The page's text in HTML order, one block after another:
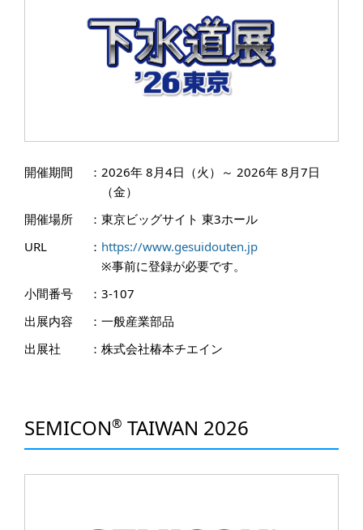
開催期間 ： 2026年 8月4日（火）～ 2026年 8月7日
（金）
開催場所
： 東京ビッグサイト 東3ホール
URL
： https://www.gesuidouten.jp
※事前に登録が必要です。
小間番号
： 3-107
出展内容
： 一般産業部品
出展社
： 株式会社椿本チエイン
SEMICON® TAIWAN 2026